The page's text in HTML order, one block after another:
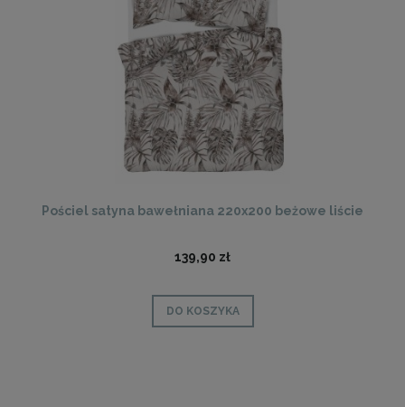
Pościel satyna bawełniana 220x200 beżowe liście
139,90 zł
DO KOSZYKA